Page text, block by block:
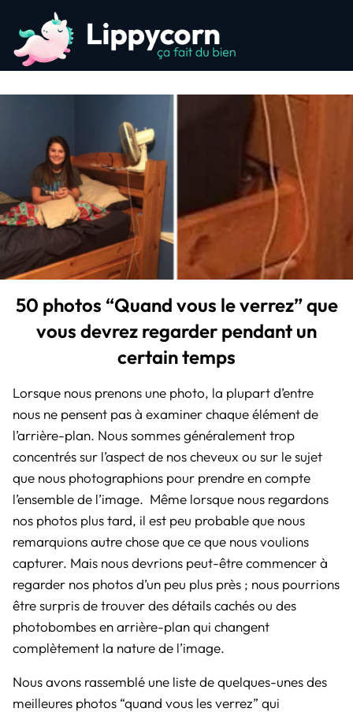
50 photos “Quand vous le verrez” que
vous devrez regarder pendant un
certain temps
Lorsque nous prenons une photo, la plupart d’entre
nous ne pensent pas à examiner chaque élément de
l’arrière-plan. Nous sommes généralement trop
concentrés sur l’aspect de nos cheveux ou sur le sujet
que nous photographions pour prendre en compte
l’ensemble de l’image. Même lorsque nous regardons
nos photos plus tard, il est peu probable que nous
remarquions autre chose que ce que nous voulions
capturer. Mais nous devrions peut-être commencer à
regarder nos photos d’un peu plus près ; nous pourrions
être surpris de trouver des détails cachés ou des
photobombes en arrière-plan qui changent
complètement la nature de l’image.
Nous avons rassemblé une liste de quelques-unes des
meilleures photos “quand vous les verrez” qui